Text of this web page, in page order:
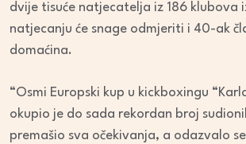
dvije tisuće natjecatelja iz 186 klubova
natjecanju će snage odmjeriti i 40-ak
domaćina.
“Osmi Europski kup u kickboxingu
okupio je do sada rekordan broj
premašio sva očekivanja, a odazvalo